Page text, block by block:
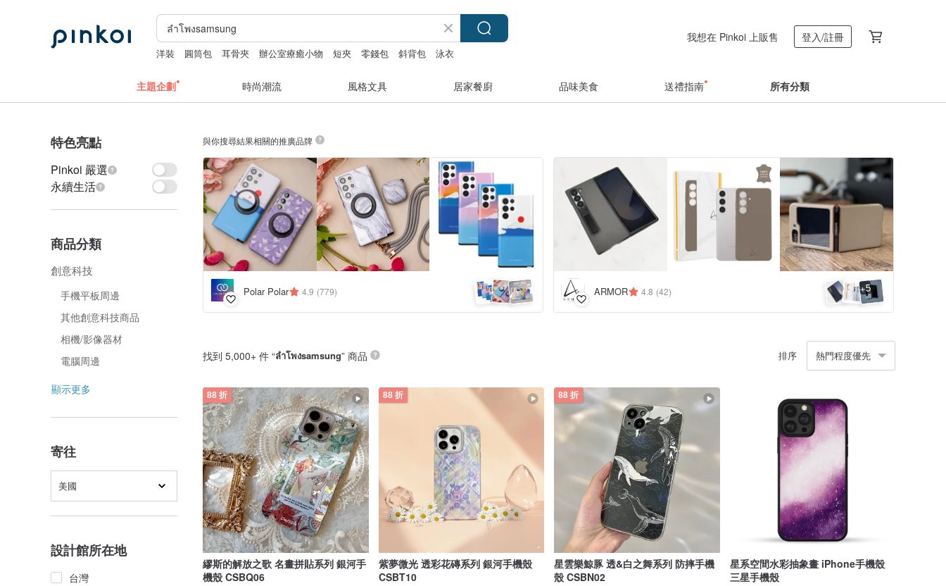
洋裝 圓筒包 耳骨夾 辦公室療癒小物 短夾 零錢包 斜背包 泳衣
我想在 Pinkoi 上販售 登入/註冊
主題企劃 時尚潮流 風格文具 居家餐廚 品味美食 送禮指南 所有分類
特色亮點
Pinkoi 嚴選
永續生活
商品分類
創意科技
手機平板周邊
其他創意科技商品
相機/影像器材
電腦周邊
顯示更多
寄往
美國
設計館所在地
台灣
與你搜尋結果相關的推廣品牌
Polar Polar 4.9 (779) ARMOR 4.8 (42) +5
找到 5,000+ 件 “ลำโพงsamsung” 商品 排序 熱門程度優先
88 折
繆斯的解放之歌 名畫拼貼系列 銀河手
機殼 CSBQ06
88 折
紫夢微光 透彩花磚系列 銀河手機殼
CSBT10
88 折
星雲樂鯨豚 透&白之舞系列 防摔手機
殼 CSBN02
星系空間水彩抽象畫 iPhone手機殼
三星手機殼